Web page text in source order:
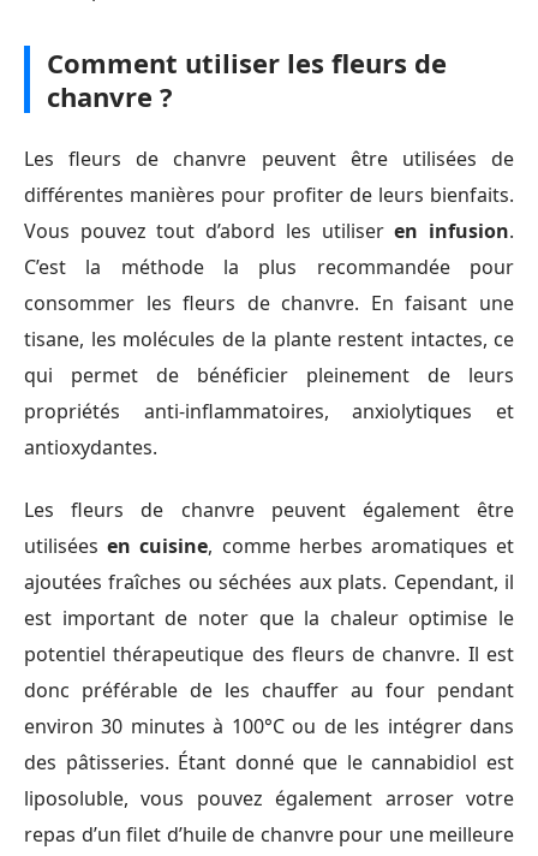
Comment utiliser les fleurs de
chanvre ?
Les fleurs de chanvre peuvent être utilisées de
différentes manières pour profiter de leurs bienfaits.
Vous pouvez tout d’abord les utiliseren infusion.
C’est la méthode la plus recommandée pour
consommer les fleurs de chanvre. En faisant une
tisane, les molécules de la plante restent intactes, ce
qui permet de bénéficier pleinement de leurs
propriétés anti-inflammatoires, anxiolytiques et
antioxydantes.
Les fleurs de chanvre peuvent également être
utiliséesen cuisine, comme herbes aromatiques et
ajoutées fraîches ou séchées aux plats. Cependant, il
est important de noter que la chaleur optimise le
potentiel thérapeutique des fleurs de chanvre. Il est
donc préférable de les chauffer au four pendant
environ 30 minutes à 100°C ou de les intégrer dans
des pâtisseries. Étant donné que le cannabidiol est
liposoluble, vous pouvez également arroser votre
repas d’un filet d’huile de chanvre pour une meilleure